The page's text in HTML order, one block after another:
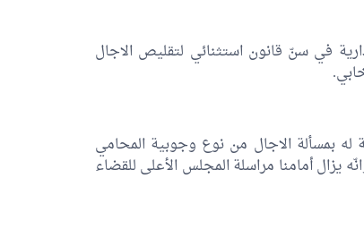
في سنّ قانون استثنائي لتقليص الاجال
له بمسألة الاجال من نوع وجوبية المحامي
يزال أمامنا مراسلة المجلس الأعلى للقضاء